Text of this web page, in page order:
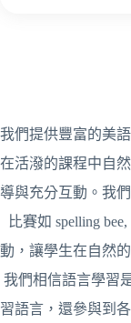
我們提供豐富的美
在活潑的課程中自
導與充分互動。我
比賽如 spelling
動，讓學生在自然
我們相信語言學習
習語言，還參與到